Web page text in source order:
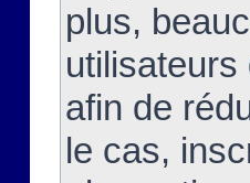
plus,
utilisateurs
afin de
le cas,